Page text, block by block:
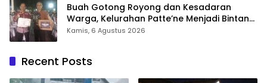
Buah Gotong Royong dan Kesadaran
Warga, Kelurahan Patte’ne Menjadi Bintang
Takalar Award 2026
Kamis, 6 Agustus 2026
Recent Posts